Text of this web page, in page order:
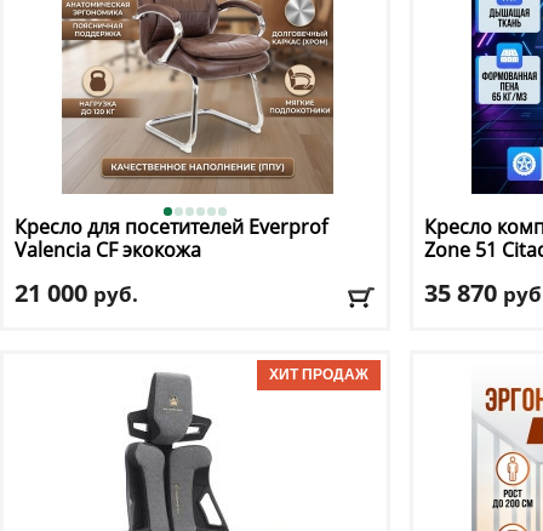
Кресло для посетителей Everprof
Valencia CF экокожа
21 000 руб.
Материал обивки
: экокожа
Подлокотники: да
: хромированная
БЕСПЛАТНО, 2-3 дня
Кресло
Zone 51
35 870
Регулировка
Материал
Доставка: